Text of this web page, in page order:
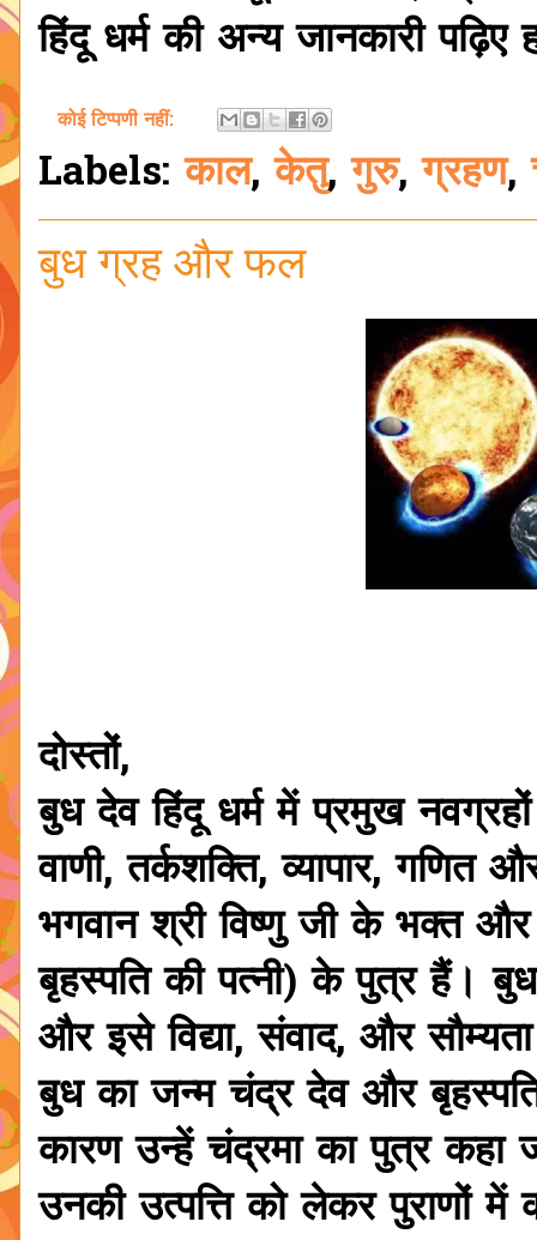
हिंदू धर्म की अन्य जानकारी
कोई टिप्पणी नहीं:
Labels:काल,केतु,गुरु,ग्रहण,
बुध ग्रह और फल
दोस्तों,
बुध देव हिंदू धर्म में प्रमुख
वाणी, तर्कशक्ति, व्यापार, गणित
भगवान श्री विष्णु जी के भक्त
बृहस्पति की पत्नी) के पुत्र हैं।
और इसे विद्या, संवाद, और
बुध का जन्म चंद्र देव और
कारण उन्हें चंद्रमा का पुत्र कहा
उनकी उत्पत्ति को लेकर पुराणों